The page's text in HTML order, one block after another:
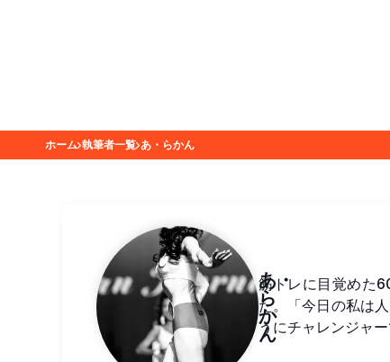
ホーム 執筆者一覧 あ・らかん
あ・
ら
か
ん
筋トレに目覚めた
た。「今日の私は
うにチャレンジャ